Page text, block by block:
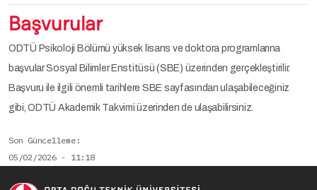
Başvurular
ODTÜ Psikoloji Bölümü yüksek lisans ve doktora programlarına
başvular Sosyal Bilimler Enstitüsü (SBE) üzerinden gerçekleştirilir.
Başvuru ile ilgili önemli tarihlere SBE sayfasından ulaşabileceğiniz
gibi, ODTÜ Akademik Takvimi üzerinden de ulaşabilirsiniz.
Son Güncelleme
05/02/2026 - 11:18